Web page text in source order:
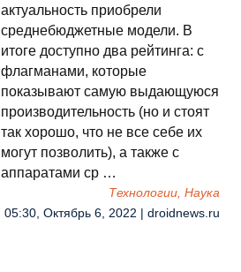
актуальность приобрели
среднебюджетные модели. В
итоге доступно два рейтинга: с
флагманами, которые
показывают самую выдающуюся
производительность (но и стоят
так хорошо, что не все себе их
могут позволить), а также с
аппаратами ср …
Технологии, Наука
05:30, Октябрь 6, 2022 | droidnews.ru